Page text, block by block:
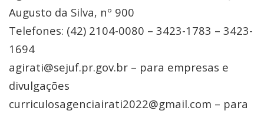
Augusto da Silva, nº 900
Telefones: (42) 2104-0080 – 3423-1783 – 3423-
1694
agirati@sejuf.pr.gov.br – para empresas e
divulgações
curriculosagenciairati2022@gmail.com – para